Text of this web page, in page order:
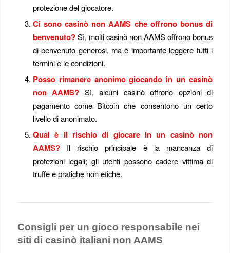
protezione del giocatore.
Ci sono casinò non AAMS che offrono bonus di
benvenuto?Sì, molti casinò non AAMS offrono bonus
di benvenuto generosi, ma è importante leggere tutti i
termini e le condizioni.
Posso rimanere anonimo giocando in un casinò
non AAMS? Sì, alcuni casinò offrono opzioni di
pagamento come Bitcoin che consentono un certo
livello di anonimato.
Qual è il rischio di giocare in un casinò non
AAMS?Il rischio principale è la mancanza di
protezioni legali; gli utenti possono cadere vittima di
truffe e pratiche non etiche.
Consigli per un gioco responsabile nei
siti di casinò italiani non AAMS